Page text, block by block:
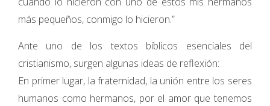
más pequeños, conmigo lo hicieron.”
Ante uno de los textos bíblicos esenciales del
cristianismo, surgen algunas ideas de reflexión:
En primer lugar, la fraternidad, la unión entre los seres
humanos como hermanos, por el amor que tenemos